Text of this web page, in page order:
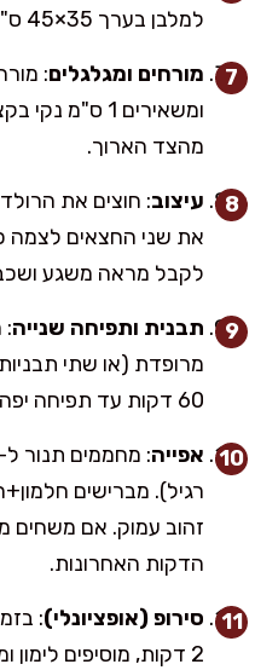
למלבן בערך 35×45 ס"מ.
מורחים ומגלגלים:
ומשאירים 1
מהצד הארוך.
עיצוב: חוצים את
את שני החצאים לצמה
לקבל מראה משגע
תבנית ותפיחה שנייה:
60 דקות עד תפיחה יפה.
אפייה
הדקות האחרונות.
סירופ (אופציונלי):
2 דקות, מוסיפים